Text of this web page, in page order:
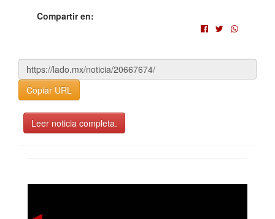
Compartir en:
Copiar URL
Leer noticia completa.